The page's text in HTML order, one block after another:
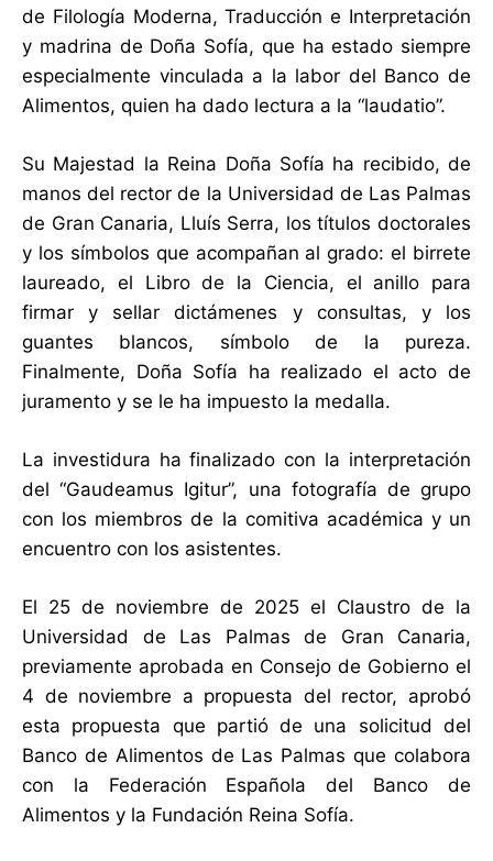
de Filología Moderna, Traducción e Interpretación
y madrina de Doña Sofía, que ha estado siempre
especialmente vinculada a la labor del Banco de
Alimentos, quien ha dado lectura a la “laudatio”.
Su Majestad la Reina Doña Sofía ha recibido, de
manos del rector de la Universidad de Las Palmas
de Gran Canaria, Lluís Serra, los títulos doctorales
y los símbolos que acompañan al grado: el birrete
laureado, el Libro de la Ciencia, el anillo para
firmar y sellar dictámenes y consultas, y los
guantes blancos, símbolo de la pureza.
Finalmente, Doña Sofía ha realizado el acto de
juramento y se le ha impuesto la medalla.
La investidura ha finalizado con la interpretación
del “Gaudeamus Igitur”, una fotografía de grupo
con los miembros de la comitiva académica y un
encuentro con los asistentes.
El 25 de noviembre de 2025 el Claustro de la
Universidad de Las Palmas de Gran Canaria,
previamente aprobada en Consejo de Gobierno el
4 de noviembre a propuesta del rector, aprobó
esta propuesta que partió de una solicitud del
Banco de Alimentos de Las Palmas que colabora
con la Federación Española del Banco de
Alimentos y la Fundación Reina Sofía.​